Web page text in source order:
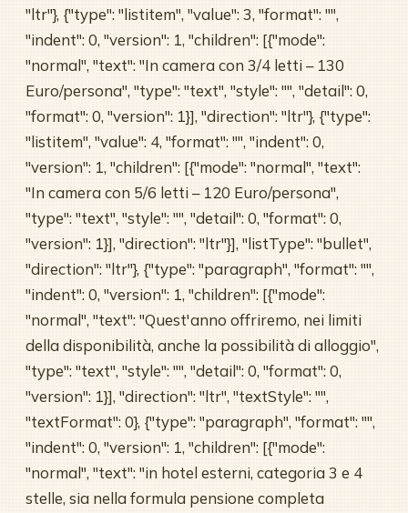
"ltr"}, {"type": "listitem", "value": 3, "format": "",
"indent": 0, "version": 1, "children": [{"mode":
"normal", "text": "In camera con 3/4 letti – 130
Euro/persona", "type": "text", "style": "", "detail": 0,
"format": 0, "version": 1}], "direction": "ltr"}, {"type":
"listitem", "value": 4, "format": "", "indent": 0,
"version": 1, "children": [{"mode": "normal", "text":
"In camera con 5/6 letti – 120 Euro/persona",
"type": "text", "style": "", "detail": 0, "format": 0,
"version": 1}], "direction": "ltr"}], "listType": "bullet",
"direction": "ltr"}, {"type": "paragraph", "format": "",
"indent": 0, "version": 1, "children": [{"mode":
"normal", "text": "Quest'anno offriremo, nei limiti
della disponibilità, anche la possibilità di alloggio",
"type": "text", "style": "", "detail": 0, "format": 0,
"version": 1}], "direction": "ltr", "textStyle": "",
"textFormat": 0}, {"type": "paragraph", "format": "",
"indent": 0, "version": 1, "children": [{"mode":
"normal", "text": "in hotel esterni, categoria 3 e 4
stelle, sia nella formula pensione completa